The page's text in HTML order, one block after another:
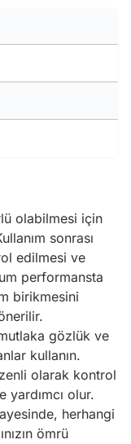
olabilmesi için
sonrası
edilmesi ve
performansta
birikmesini
gözlük ve
kullanın.
olarak kontrol
yardımcı olur.
herhangi
ömrü